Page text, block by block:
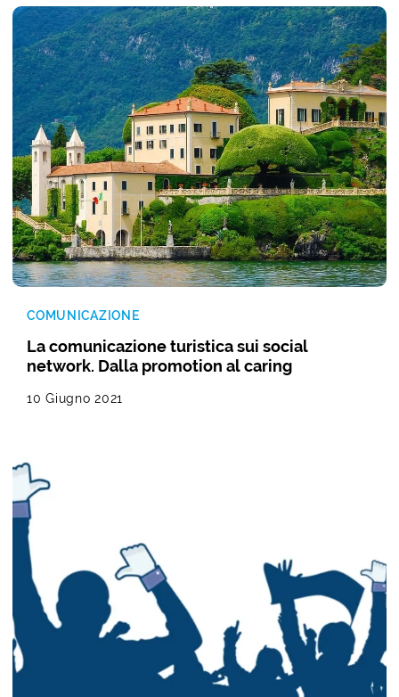
COMUNICAZIONE
La comunicazione turistica sui social
network. Dalla promotion al caring
10 Giugno 2021